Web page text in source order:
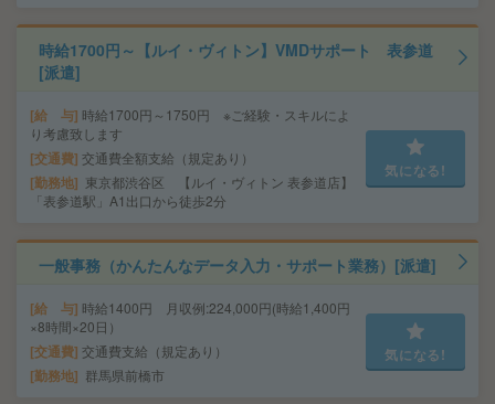
時給1700円～【ルイ・ヴィトン】VMDサポート 表参道
[派遣]
給 与 時給1700円～1750円 ※ご経験・スキルによ
り考慮致します
交通費 交通費全額支給（規定あり）
勤務地
東京都渋谷区 【ルイ・ヴィトン 表参道店】
「表参道駅」A1出口から徒歩2分
気になる!
一般事務（かんたんなデータ入力・サポート業務）[派遣]
給 与 時給1400円 月収例:224,000円(時給1,400円
×8時間×20日）
交通費 交通費支給（規定あり）
勤務地 群馬県前橋市
気になる!